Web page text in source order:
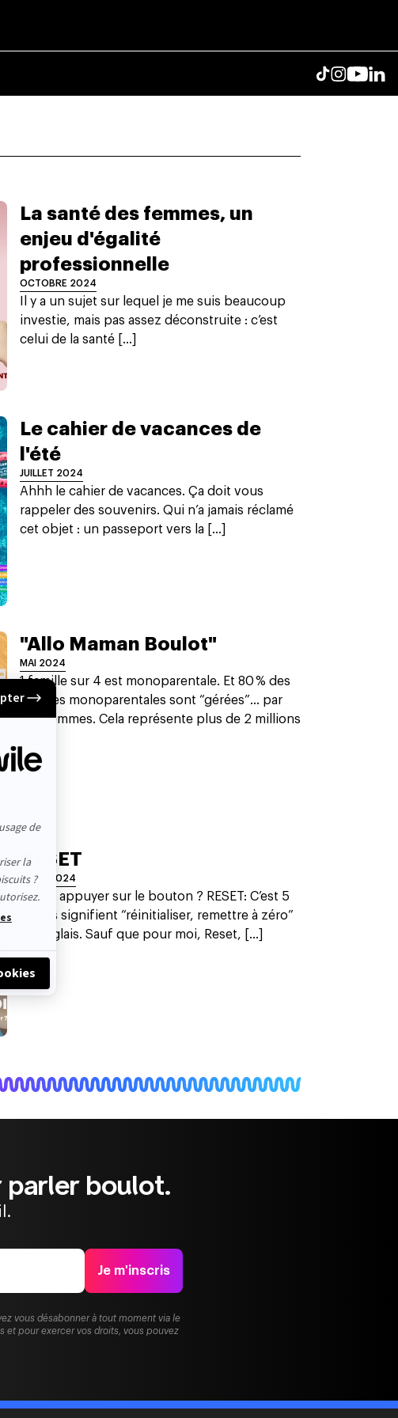
La santé des femmes, un
enjeu d'égalité
professionnelle
OCTOBRE 2024
Il y a un sujet sur lequel je me suis beaucoup
investie, mais pas assez déconstruite : c’est
celui de la santé [...]
Le cahier de vacances de
l'été
JUILLET 2024
Ahhh le cahier de vacances. Ça doit vous
rappeler des souvenirs. Qui n’a jamais réclamé
cet objet : un passeport vers la [...]
"Allo Maman Boulot"
MAI 2024
1 famille sur 4 est monoparentale. Et 80 % des
familles monoparentales sont “gérées”… par
des femmes. Cela représente plus de 2 millions
RESET
MARS 2024
Faut-il appuyer sur le bouton ? RESET: C’est 5
lettres signifient “réinitialiser, remettre à zéro”
en anglais. Sauf que pour moi, Reset, [...]
parler boulot.
Je m'inscris
vous désabonner à tout moment via le
et pour exercer vos droits, vous pouvez